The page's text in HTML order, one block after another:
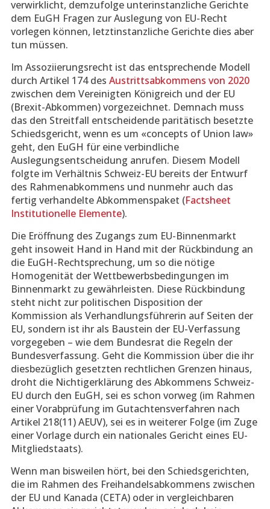
verwirklicht, demzufolge unterinstanzliche Gerichte
dem EuGH Fragen zur Auslegung von EU-Recht
vorlegen können, letztinstanzliche Gerichte dies aber
tun müssen.
Im Assoziierungsrecht ist das entsprechende Modell
durch Artikel 174 des Austrittsabkommens von 2020
zwischen dem Vereinigten Königreich und der EU
(Brexit-Abkommen) vorgezeichnet. Demnach muss
das den Streitfall entscheidende paritätisch besetzte
Schiedsgericht, wenn es um «concepts of Union law»
geht, den EuGH für eine verbindliche
Auslegungsentscheidung anrufen. Diesem Modell
folgte im Verhältnis Schweiz-EU bereits der Entwurf
des Rahmenabkommens und nunmehr auch das
fertig verhandelte Abkommenspaket (Factsheet
Institutionelle Elemente).
Die Eröffnung des Zugangs zum EU-Binnenmarkt
geht insoweit Hand in Hand mit der Rückbindung an
die EuGH-Rechtsprechung, um so die nötige
Homogenität der Wettbewerbsbedingungen im
Binnenmarkt zu gewährleisten. Diese Rückbindung
steht nicht zur politischen Disposition der
Kommission als Verhandlungsführerin auf Seiten der
EU, sondern ist ihr als Baustein der EU-Verfassung
vorgegeben – wie dem Bundesrat die Regeln der
Bundesverfassung. Geht die Kommission über die ihr
diesbezüglich gesetzten rechtlichen Grenzen hinaus,
droht die Nichtigerklärung des Abkommens Schweiz-
EU durch den EuGH, sei es schon vorweg (im Rahmen
einer Vorabprüfung im Gutachtensverfahren nach
Artikel 218(11) AEUV), sei es in weiterer Folge (im Zuge
einer Vorlage durch ein nationales Gericht eines EU-
Mitgliedstaats).
Wenn man bisweilen hört, bei den Schiedsgerichten,
die im Rahmen des Freihandelsabkommens zwischen
der EU und Kanada (CETA) oder in vergleichbaren